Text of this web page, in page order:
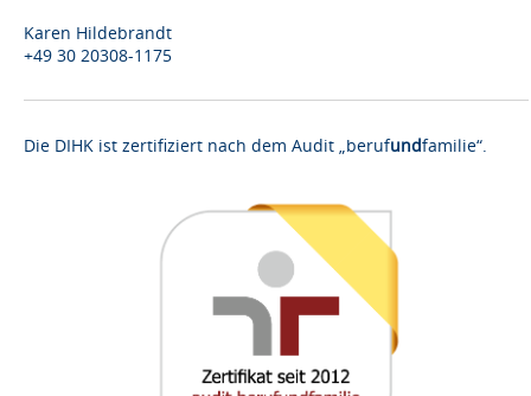
Karen Hildebrandt
+49 30 20308-1175
Die DIHK ist zertifiziert nach dem Audit „berufundfamilie“.